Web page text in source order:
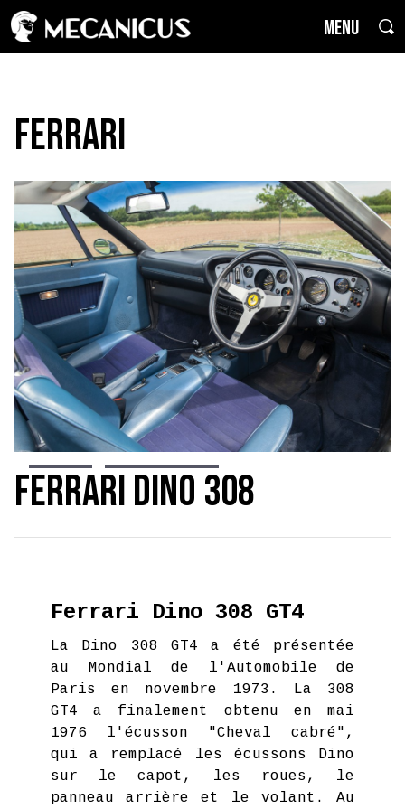
MENU
Ferrari
Ferrari Dino 308
Ferrari Dino 308 GT4
La Dino 308 GT4 a été présentée
au Mondial de l'Automobile de
Paris en novembre 1973. La 308
GT4 a finalement obtenu en mai
1976 l'écusson "Cheval cabré",
qui a remplacé les écussons Dino
sur le capot, les roues, le
panneau arrière et le volant. Au